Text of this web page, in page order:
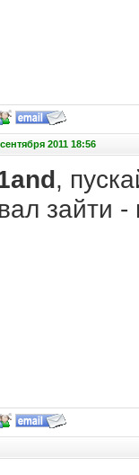
2011 18:56
,
зайти -